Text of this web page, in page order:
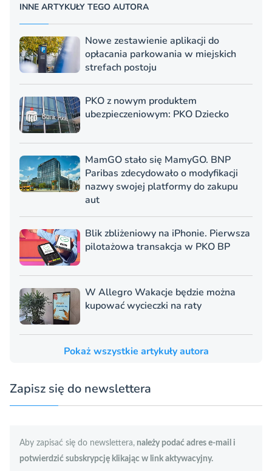
INNE ARTYKUŁY TEGO AUTORA
Nowe zestawienie aplikacji do
opłacania parkowania w miejskich
strefach postoju
PKO z nowym produktem
ubezpieczeniowym: PKO Dziecko
MamGO stało się MamyGO. BNP
Paribas zdecydowało o modyfikacji
nazwy swojej platformy do zakupu
aut
Blik zbliżeniowy na iPhonie. Pierwsza
pilotażowa transakcja w PKO BP
W Allegro Wakacje będzie można
kupować wycieczki na raty
Pokaż wszystkie artykuły autora
Zapisz się do newslettera
Aby zapisać się do newslettera, należy podać adres e-mail i
potwierdzić subskrypcję klikając w link aktywacyjny.